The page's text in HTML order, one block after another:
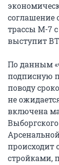
соглашение
трассы М-7
выступит
По данным
подписную
поводу
не
включена
стройками,